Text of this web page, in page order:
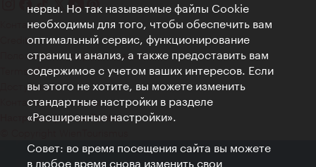
Контакт
Credits
Положение о конфиденциальности
Terms of Use
Доступность
Контакты для прессы
Настройки файлов Cookie
нервы. Но так называемые файлы Cookie
необходимы для того, чтобы обеспечить вам
оптимальный сервис, функционирование
страниц и анализ, а также предоставить вам
содержимое с учетом ваших интересов. Если
вы этого не хотите, вы можете изменить
стандартные настройки в разделе
«Расширенные настройки».
Совет: во время посещения сайта вы можете
в любое время снова изменить свои